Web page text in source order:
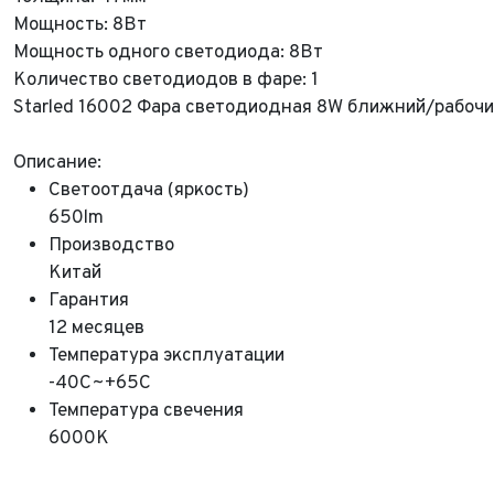
Мощность: 8Вт
Мощность одного светодиода: 8Вт
Количество светодиодов в фаре: 1
Starled 16002 Фара светодиодная 8W ближний/
Описание:
Светоотдача (яркость)
650lm
Производство
Китай
Гарантия
12 месяцев
Температура эксплуатации
-40C~+65C
Температура свечения
6000K